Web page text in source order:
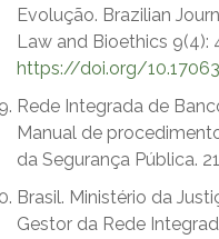
Evolução. Brazilian
Law and Bioethics 9(4):
https://doi.org/
Rede Integrada de
Manual de
da Segurança Pública.
Brasil. Ministério da
Gestor da Rede